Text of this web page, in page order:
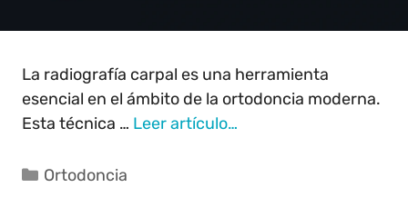
La radiografía carpal es una herramienta
esencial en el ámbito de la ortodoncia moderna.
Esta técnica … Leer artículo…
Ortodoncia